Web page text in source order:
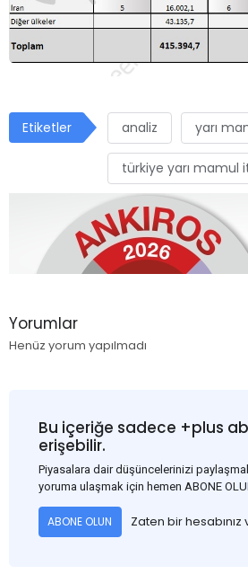
Etiketler analiz yarı
türkiye yarı mamul
Yorumlar
Henüz yorum yapılmadı
Bu içeriğe sadece +plus
erişebilir.
Piyasalara dair düşüncelerinizi
yoruma ulaşmak için hemen ABONE
ABONE OLUN Zaten bir hesabınız